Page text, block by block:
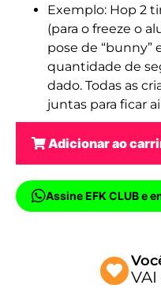
Exemplo: Hop 2
(para o freeze o
pose de “bunny”
quantidade de
dado. Todas as
juntas para ficar
Adicionar ao
Assine EFK CLUB e
VAI